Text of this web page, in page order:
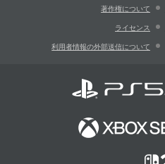
著作権について
ライセンス
利用者情報の外部送信について